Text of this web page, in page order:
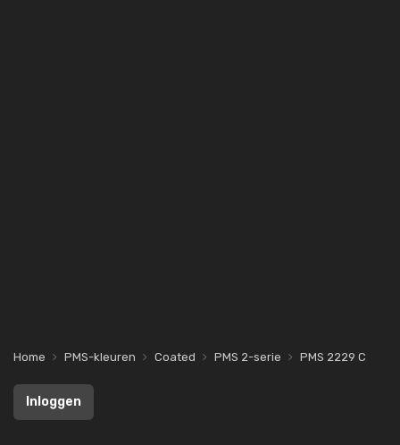
Home PMS-kleuren Coated PMS 2-serie PMS 2229 C
Inloggen